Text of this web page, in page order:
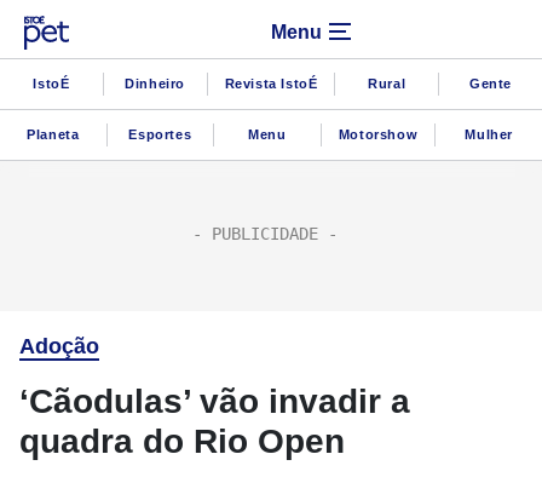
Menu
IstoÉ Dinheiro Revista IstoÉ Rural Gente
Planeta Esportes Menu Motorshow Mulher
Adoção
‘Cãodulas’ vão invadir a
quadra do Rio Open